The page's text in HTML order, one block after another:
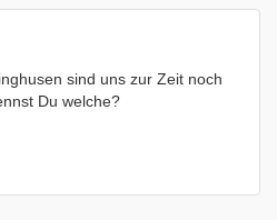
sind uns zur Zeit noch
Du welche?